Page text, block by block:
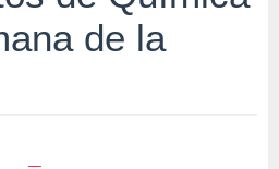
de la